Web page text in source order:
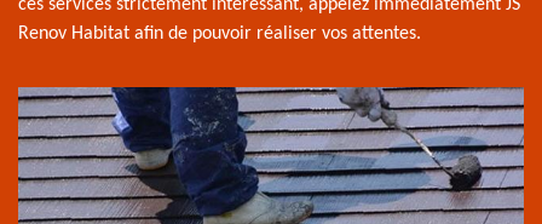
ces services strictement intéressant, appelez immédiatement JS
Renov Habitat afin de pouvoir réaliser vos attentes.